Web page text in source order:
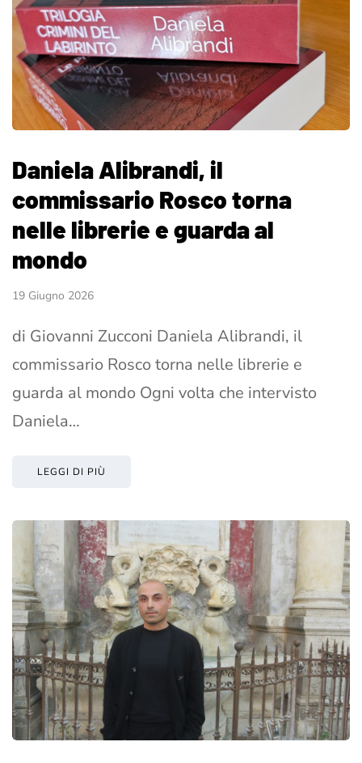
Daniela Alibrandi, il
commissario Rosco torna
nelle librerie e guarda al
mondo
19 Giugno 2026
di Giovanni Zucconi Daniela Alibrandi, il
commissario Rosco torna nelle librerie e
guarda al mondo Ogni volta che intervisto
Daniela…
LEGGI DI PIÙ